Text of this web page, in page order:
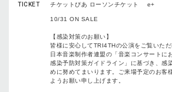
TICKET
チケットぴあ ローソンチケット e+
10/31 ON SALE
【感染対策のお願い】
皆様に安心してTRI4THの公演をご覧いた
日本音楽制作者連盟の「音楽コンサートに
感染予防対策ガイドライン」に基づき、感
めに努めてまいります。ご来場予定のお客
ようお願い申し上げます。